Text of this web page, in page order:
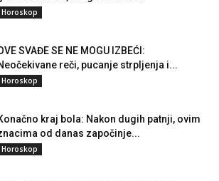
Horoskop
SVAĐE SE NE MOGU IZBEĆI:
reči, pucanje strpljenja i...
Horoskop
kraj bola: Nakon dugih patnji, ovim
od danas započinje...
Horoskop